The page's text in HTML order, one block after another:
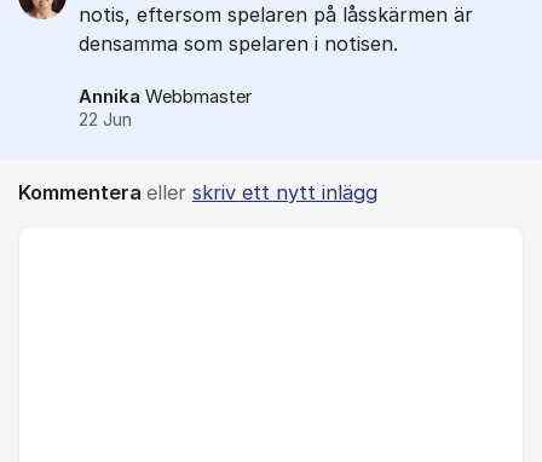
notis, eftersom spelaren på låsskärmen är
densamma som spelaren i notisen.
Annika Webbmaster
22 Jun
Kommentera eller skriv ett nytt inlägg